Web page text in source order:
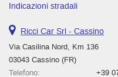
Indicazioni stradali
Ricci Car Srl - Cassino
Via Casilina Nord, Km 136
03043 Cassino (FR)
Telefono:
+39